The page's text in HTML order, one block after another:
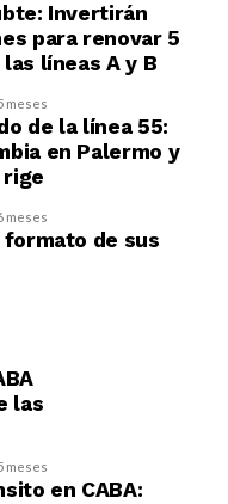
Invertirán
para renovar 5
líneas A y B
meses
de la línea 55:
en Palermo y
rige
meses
formato de sus
las
meses
en CABA: